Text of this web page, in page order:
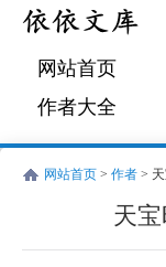
网站首页
作者大全
网站首页 > 作者 >
天
天